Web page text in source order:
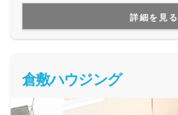
価格を抑えられ、しかも、かかる
バーを気にせず、安心してお家づ
Houseの強みのです。
詳細を見る
倉敷ハウジング